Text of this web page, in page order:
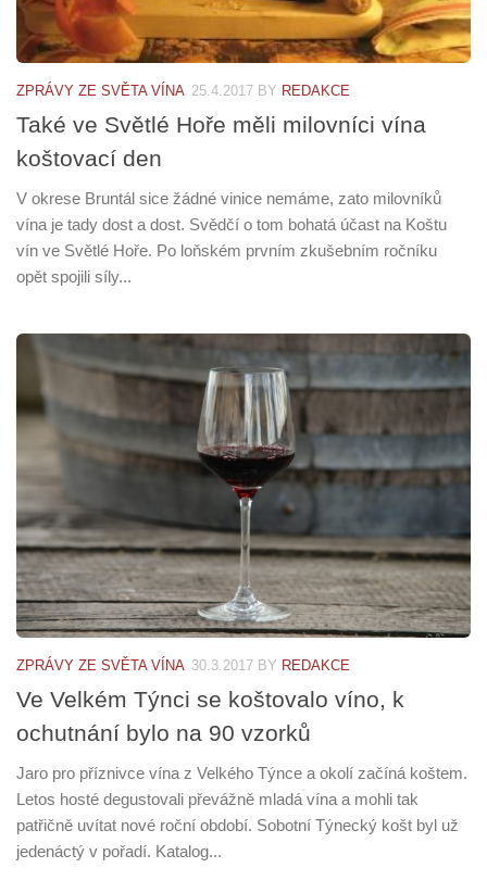
ZPRÁVY ZE SVĚTA VÍNA 25.4.2017 BY REDAKCE
Také ve Světlé Hoře měli milovníci vína
koštovací den
V okrese Bruntál sice žádné vinice nemáme, zato milovníků
vína je tady dost a dost. Svědčí o tom bohatá účast na Koštu
vín ve Světlé Hoře. Po loňském prvním zkušebním ročníku
opět spojili síly...
ZPRÁVY ZE SVĚTA VÍNA 30.3.2017 BY REDAKCE
Ve Velkém Týnci se koštovalo víno, k
ochutnání bylo na 90 vzorků
Jaro pro příznivce vína z Velkého Týnce a okolí začíná koštem.
Letos hosté degustovali převážně mladá vína a mohli tak
patřičně uvítat nové roční období. Sobotní Týnecký košt byl už
jedenáctý v pořadí. Katalog...